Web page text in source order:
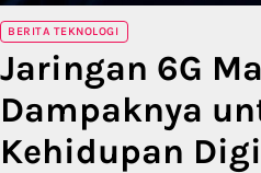
BERITA TEKNOLOGI
Jaringan 6G
Dampaknya
Kehidupan